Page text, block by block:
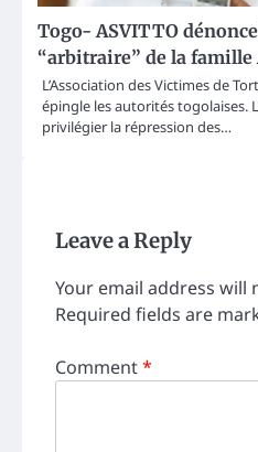
Togo- ASVITTO
“arbitraire” de la famille
L’Association des Victimes de
épingle les autorités togolaises.
privilégier la répression des…
Leave a Reply
Your email address will
Required fields are
Comment*